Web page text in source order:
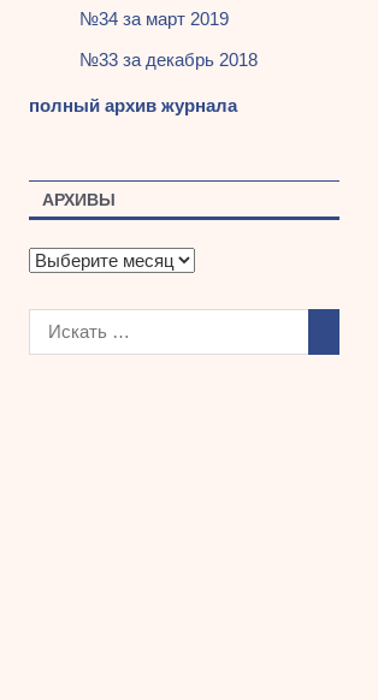
№34 за март 2019
№33 за декабрь 2018
полный архив журнала
АРХИВЫ
А
х
в